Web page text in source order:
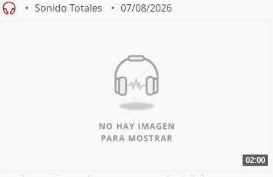
Sonido Totales 07/08/2026
02:00